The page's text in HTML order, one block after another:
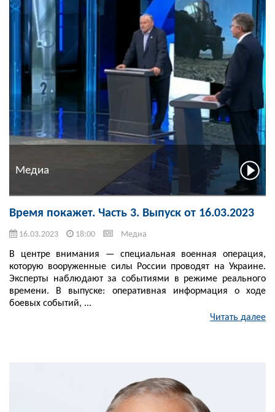
Медиа
Время покажет. Часть 3. Выпуск от 16.03.2023
16.03.2023 18:00 Медиа
В центре внимания — специальная военная операция,
которую вооруженные силы России проводят на Украине.
Эксперты наблюдают за событиями в режиме реального
времени. В выпуске: оперативная информация о ходе
боевых событий, ...
Читать далее